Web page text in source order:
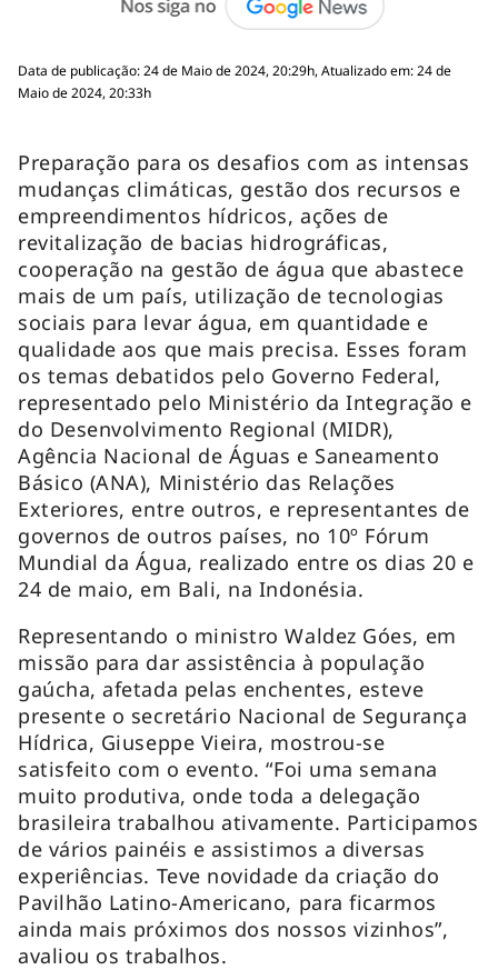
Data de publicação: 24 de Maio de 2024, 20:29h, Atualizado em: 24 de
Maio de 2024, 20:33h
Preparação para os desafios com as intensas
mudanças climáticas, gestão dos recursos e
empreendimentos hídricos, ações de
revitalização de bacias hidrográficas,
cooperação na gestão de água que abastece
mais de um país, utilização de tecnologias
sociais para levar água, em quantidade e
qualidade aos que mais precisa. Esses foram
os temas debatidos pelo Governo Federal,
representado pelo Ministério da Integração e
do Desenvolvimento Regional (MIDR),
Agência Nacional de Águas e Saneamento
Básico (ANA), Ministério das Relações
Exteriores, entre outros, e representantes de
governos de outros países, no 10º Fórum
Mundial da Água, realizado entre os dias 20 e
24 de maio, em Bali, na Indonésia.
Representando o ministro Waldez Góes, em
missão para dar assistência à população
gaúcha, afetada pelas enchentes, esteve
presente o secretário Nacional de Segurança
Hídrica, Giuseppe Vieira, mostrou-se
satisfeito com o evento. “Foi uma semana
muito produtiva, onde toda a delegação
brasileira trabalhou ativamente. Participamos
de vários painéis e assistimos a diversas
experiências. Teve novidade da criação do
Pavilhão Latino-Americano, para ficarmos
ainda mais próximos dos nossos vizinhos”,
avaliou os trabalhos.